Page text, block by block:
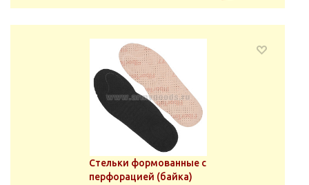
Стельки формованные с
перфорацией (байка)